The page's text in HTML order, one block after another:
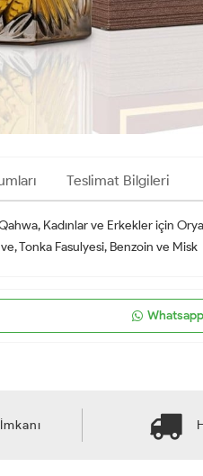
Teslimat Bilgileri
Kadınlar ve Erkekler için
Tonka Fasulyesi, Benzoin ve Misk